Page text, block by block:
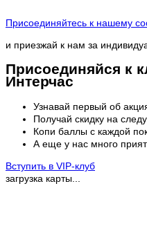
Присоединяйтесь к нашему
и приезжай к нам за
Присоединяйся к
Интерчас
Узнавай первый об
Получай скидку на
Копи баллы с каждой
А еще у нас много
Вступить в VIP-клуб
загрузка карты...